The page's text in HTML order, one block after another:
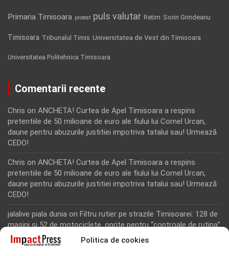
Politica de cookies
Primaria Timisoara protest puls valutar Retim Sorin Grindeanu
Timisoara Tribunalul Timis Universitatea de Vest din Timisoara
Universitatea Politehnica Timisoara
Comentarii recente
Chris on ANCHETA! Curtea de Apel Timisoara a respins
pretentiile de 50 milioane de euro ale fiului lui Cornel Urcan,
daune pentru abuzurile justitiei impotriva tatalui sau! Urmează
CEDO!
Chris on ANCHETA! Curtea de Apel Timisoara a respins
pretentiile de 50 milioane de euro ale fiului lui Cornel Urcan,
daune pentru abuzurile justitiei impotriva tatalui sau! Urmează
CEDO!
jalalive piala dunia on Filtru rutier pe strazile Timisoarei: 128 de
masini si 52 de motociclete, oprite pentru “controale de rutina”
Rodion Camatoritul on Inca un martor din dosarul fraudei cu